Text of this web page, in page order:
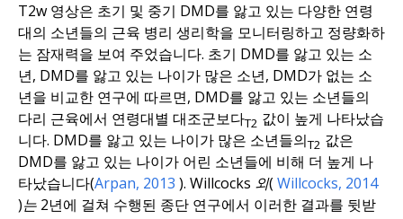
T2w 영상은 초기 및 중기 DMD를 앓고 있는 다양한 연령
대의 소년들의 근육 병리 생리학을 모니터링하고 정량화하
는 잠재력을 보여 주었습니다. 초기 DMD를 앓고 있는 소
년, DMD를 앓고 있는 나이가 많은 소년, DMD가 없는 소
년을 비교한 연구에 따르면, DMD를 앓고 있는 소년들의
다리 근육에서 연령대별 대조군보다T2 값이 높게 나타났습
니다. DMD를 앓고 있는 나이가 많은 소년들의T2 값은
DMD를 앓고 있는 나이가 어린 소년들에 비해 더 높게 나
타났습니다(Arpan, 2013 ). Willcocks 외(Willcocks, 2014
)는 2년에 걸쳐 수행된 종단 연구에서 이러한 결과를 뒷받